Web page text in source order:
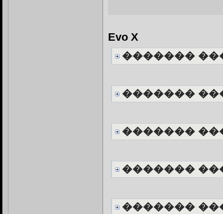
Evo X
�������
�������
�������
�������
�������